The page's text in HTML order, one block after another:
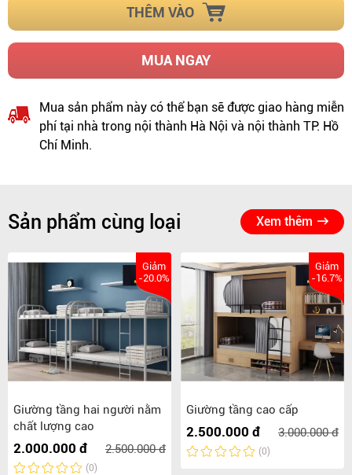
THÊM VÀO
MUA NGAY
Mua sản phẩm này có thể bạn sẽ được giao hàng miễn
phí tại nhà trong nội thành Hà Nội và nội thành TP. Hồ
Chí Minh.
Sản phẩm cùng loại Xem thêm
Giảm
-20.0%
Giường tầng hai người nằm
chất lượng cao
2.000.000 đ 2.500.000 đ
(0)
Giảm
-16.7%
Giường tầng cao cấp
2.500.000 đ 3.000.000 đ
(0)